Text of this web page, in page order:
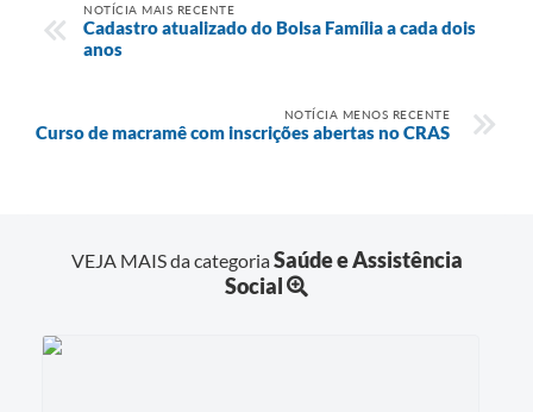
NOTÍCIA MAIS RECENTE
Cadastro atualizado do Bolsa Família a cada dois
anos
NOTÍCIA MENOS RECENTE
Curso de macramê com inscrições abertas no CRAS
VEJA MAIS da categoriaSaúde e Assistência
Social